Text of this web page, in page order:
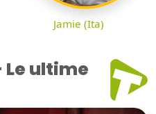
Jamie (Ita)
ultime